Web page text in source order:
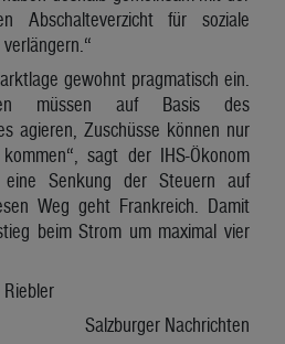
Abschalteverzicht für soziale
gewohnt pragmatisch ein.
müssen auf Basis des
agieren, Zuschüsse können nur
sagt der IHS-Ökonom
eine Senkung der Steuern auf
Weg geht Frankreich. Damit
beim Strom um maximal vier
Salzburger Nachrichten